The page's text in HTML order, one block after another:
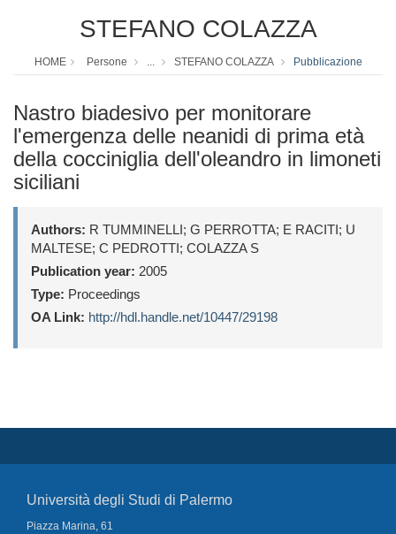
STEFANO COLAZZA
HOME Persone ... STEFANO COLAZZA Pubblicazione
Nastro biadesivo per monitorare
l'emergenza delle neanidi di prima età
della cocciniglia dell'oleandro in limoneti
siciliani
Authors: R TUMMINELLI; G PERROTTA; E RACITI; U
MALTESE; C PEDROTTI; COLAZZA S
Publication year: 2005
Type: Proceedings
OA Link: http://hdl.handle.net/10447/29198
Università degli Studi di Palermo
Piazza Marina, 61